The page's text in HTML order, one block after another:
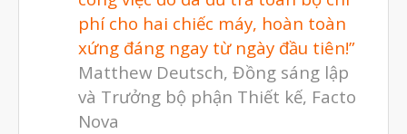
Dịch Vụ
Dịch Vụ In 3D
Dịch Vụ Quét 3D Cao Cấp & RE
phí cho hai chiếc máy, hoàn toàn
xứng đáng ngay từ ngày đầu tiên!”
Matthew Deutsch, Đồng sáng lập
và Trưởng bộ phận Thiết kế, Facto
Nova